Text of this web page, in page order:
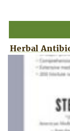
Herbal